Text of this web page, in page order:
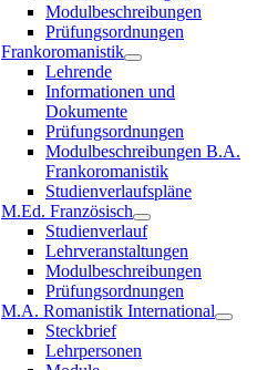
Modulbeschreibungen
Prüfungsordnungen
Frankoromanistik
Lehrende
Informationen und
Dokumente
Prüfungsordnungen
Modulbeschreibungen B.A.
Frankoromanistik
Studienverlaufspläne
M.Ed. Französisch
Studienverlauf
Lehrveranstaltungen
Modulbeschreibungen
Prüfungsordnungen
M.A. Romanistik International
Steckbrief
Lehrpersonen